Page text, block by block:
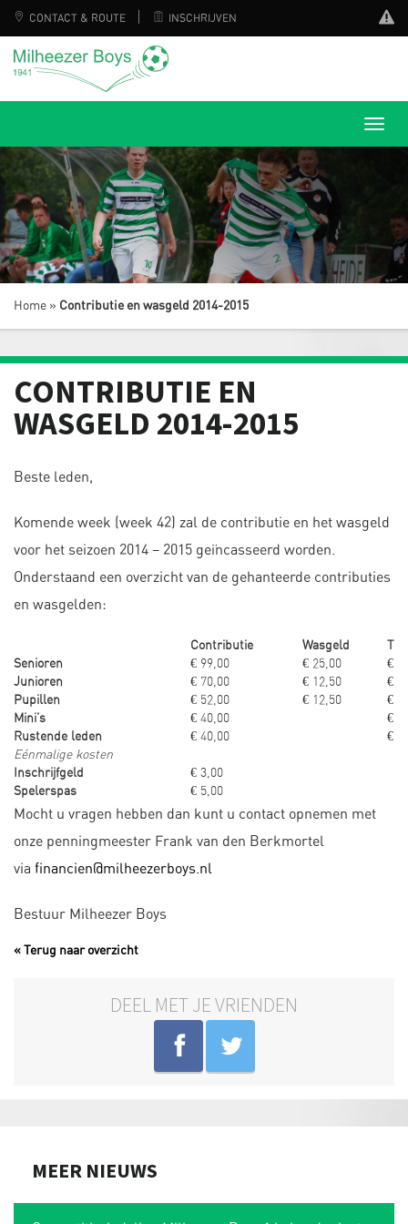
CONTACT & ROUTE INSCHRIJVEN
Home » Contributie en wasgeld 2014-2015
CONTRIBUTIE EN
WASGELD 2014-2015
Beste leden,
Komende week (week 42) zal de contributie en het wasgeld
voor het seizoen 2014 – 2015 geïncasseerd worden.
Onderstaand een overzicht van de gehanteerde contributies
en wasgelden:
Contributie Wasgeld
Senioren
€ 99,00 € 25,00
€
Junioren
€ 70,00 € 12,50
€
Pupillen
€ 52,00 € 12,50
€
Mini’s
€ 40,00
€
Rustende leden
€ 40,00
€
Eénmalige kosten
Inschrijfgeld
€ 3,00
Spelerspas
€ 5,00
Mocht u vragen hebben dan kunt u contact opnemen met
onze penningmeester Frank van den Berkmortel
via financien@milheezerboys.nl
Bestuur Milheezer Boys
« Terug naar overzicht
DEEL MET JE VRIENDEN
MEER NIEUWS